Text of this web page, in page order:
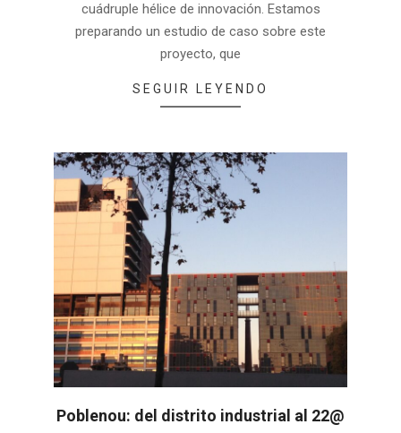
cuádruple hélice de innovación. Estamos
preparando un estudio de caso sobre este
proyecto, que
SEGUIR LEYENDO
Poblenou: del distrito industrial al 22@